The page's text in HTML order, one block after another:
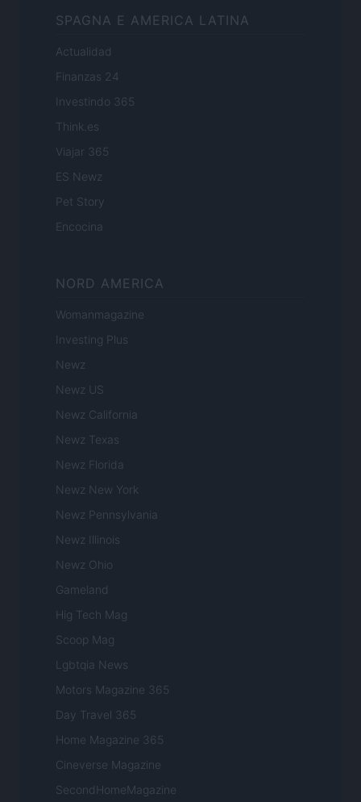
SPAGNA E AMERICA LATINA
Actualidad
Finanzas 24
Investindo 365
Think.es
Viajar 365
ES Newz
Pet Story
Encocina
NORD AMERICA
Womanmagazine
Investing Plus
Newz
Newz US
Newz California
Newz Texas
Newz Florida
Newz New York
Newz Pennsylvania
Newz Illinois
Newz Ohio
Gameland
Hig Tech Mag
Scoop Mag
Lgbtqia News
Motors Magazine 365
Day Travel 365
Home Magazine 365
Cineverse Magazine
SecondHomeMagazine